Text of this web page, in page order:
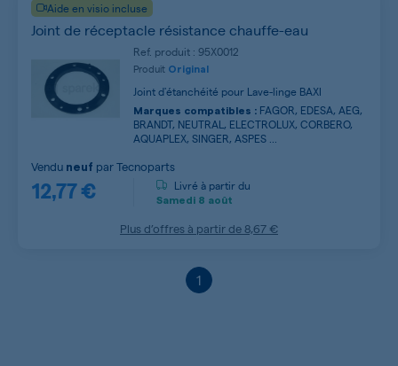
Aide en visio incluse
Joint de réceptacle résistance chauffe-eau
Ref. produit : 95X0012
Produit Original
Joint d'étanchéité pour Lave-linge BAXI
Marques compatibles : FAGOR, EDESA, AEG,
BRANDT, NEUTRAL, ELECTROLUX, CORBERO,
AQUAPLEX, SINGER, ASPES ...
12,77 €
Vendu neuf parTecnoparts
Livré à partir du
Samedi 8 août
Plus d’offres à partir de8,67 €
1